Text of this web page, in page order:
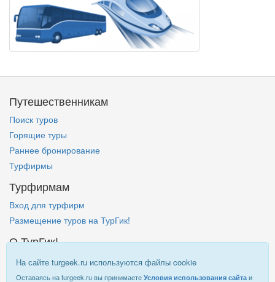
На сайте turgeek.ru используются файлы cookie
Оставаясь на turgeek.ru вы принимаете Условия использования сайта и
Путешественникам
Поиск туров
Горящие туры
Раннее бронирование
Турфирмы
Турфирмам
Вход для турфирм
Размещение туров на ТурГик!
О ТурГик!
Кто такой ТурГик?
Правовая информация